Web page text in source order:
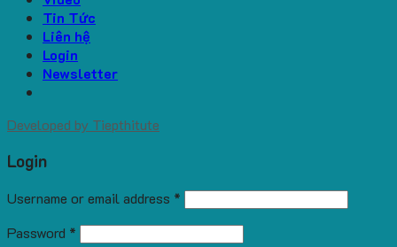
Tin Tức
Liên hệ
Login
Newsletter
Developed by Tiepthitute
Login
Username or email address *
Password *